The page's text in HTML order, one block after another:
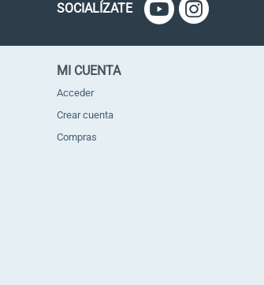
SOCIALÍZATE
MI CUENTA
Acceder
Crear cuenta
Compras